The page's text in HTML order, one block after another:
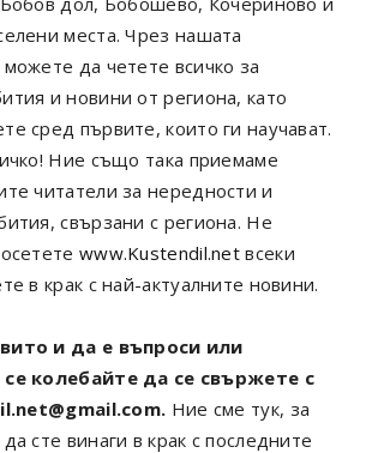
места. Чрез нашата
да четете всичко за
и новини от региона, като
сред първите, които ги научават.
Ние също така приемаме
читатели за нередности и
свързани с региона. Не
www.Kustendil.net всеки
в крак с най-актуалните новини.
и да е въпроси или
колебайте да се свържете с
Ние сме тук, за
сте винаги в крак с последните